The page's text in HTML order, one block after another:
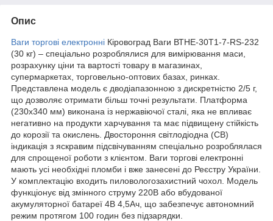
Опис
Ваги торгові електронні Кіровоград Ваги ВТНЕ-30Т1-7-RS-232
(30 кг) – спеціально розроблялися для вимірювання маси,
розрахунку ціни та вартості товару в магазинах,
супермаркетах, торговельно-оптових базах, ринках.
Представлена модель є дводіапазонною з дискретністю 2/5 г,
що дозволяє отримати більш точні результати. Платформа
(230х340 мм) виконана із нержавіючої сталі, яка не впливає
негативно на продукти харчування та має підвищену стійкість
до корозії та окислень. Двостороння світлодіодна (СВ)
індикація з яскравим підсвічуванням спеціально розроблялася
для спрощеної роботи з клієнтом. Ваги торгові електронні
мають усі необхідні пломби і вже занесені до Реєстру України.
У комплектацію входить пиловологозахистний чохол. Модель
функціонує від змінного струму 220В або вбудованої
акумуляторної батареї 4В 4,5Ач, що забезпечує автономний
режим протягом 100 годин без підзарядки.